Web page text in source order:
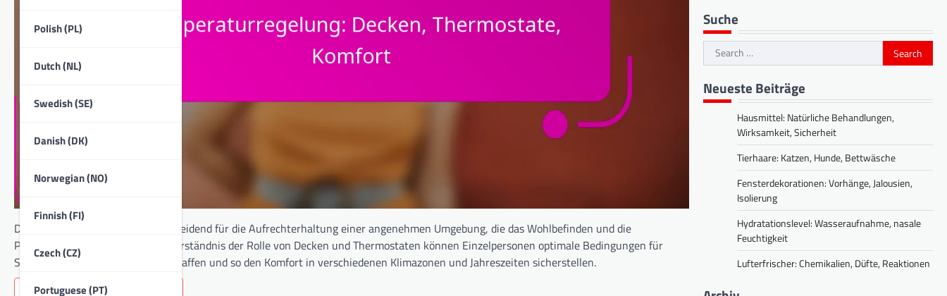
Polish (PL)
Dutch (NL)
Swedish (SE)
Danish (DK)
Norwegian (NO)
Finnish (FI)
Czech (CZ)
Portuguese (PT)
Die Temperaturregelung ist entscheidend für die Aufrechterhaltung einer angenehmen Umgebung, die das Wohlbefinden und die
Produktivität fördert. Durch das Verständnis der Rolle von Decken und Thermostaten können Einzelpersonen optimale Bedingungen für
Schlaf und tägliche Aktivitäten schaffen und so den Komfort in verschiedenen Klimazonen und Jahreszeiten sicherstellen.
Suche
Search
for:
Neueste Beiträge
Hausmittel: Natürliche Behandlungen,
Wirksamkeit, Sicherheit
Tierhaare: Katzen, Hunde, Bettwäsche
Fensterdekorationen: Vorhänge, Jalousien,
Isolierung
Hydratationslevel: Wasseraufnahme, nasale
Feuchtigkeit
Lufterfrischer: Chemikalien, Düfte, Reaktionen